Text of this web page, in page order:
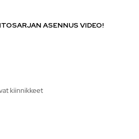
ASENNUS VIDEO!
kiinnikkeet